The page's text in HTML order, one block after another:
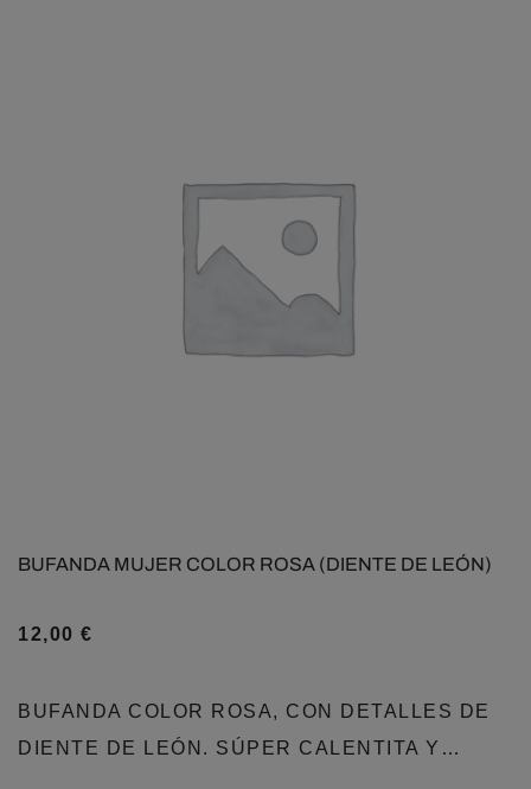
BUFANDA MUJER COLOR ROSA (DIENTE DE LEÓN)
12,00 €
BUFANDA COLOR ROSA, CON DETALLES DE
DIENTE DE LEÓN. SÚPER CALENTITA Y…